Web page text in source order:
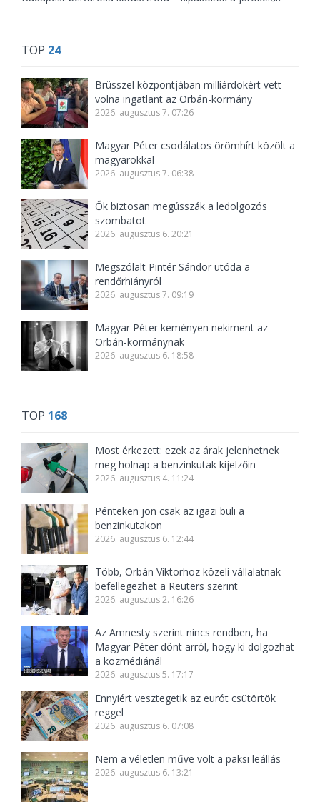
TOP 24
Brüsszel központjában milliárdokért vett
volna ingatlant az Orbán-kormány
2026. augusztus 7. 07:26
Magyar Péter csodálatos örömhírt közölt a
magyarokkal
2026. augusztus 7. 06:38
Ők biztosan megússzák a ledolgozós
szombatot
2026. augusztus 6. 20:21
Megszólalt Pintér Sándor utóda a
rendőrhiányról
2026. augusztus 7. 09:19
Magyar Péter keményen nekiment az
Orbán-kormánynak
2026. augusztus 6. 18:58
TOP 168
Most érkezett: ezek az árak jelenhetnek
meg holnap a benzinkutak kijelzőin
2026. augusztus 4. 11:24
Pénteken jön csak az igazi buli a
benzinkutakon
2026. augusztus 6. 12:44
Több, Orbán Viktorhoz közeli vállalatnak
befellegezhet a Reuters szerint
2026. augusztus 2. 16:26
Az Amnesty szerint nincs rendben, ha
Magyar Péter dönt arról, hogy ki dolgozhat
a közmédiánál
2026. augusztus 5. 17:17
Ennyiért vesztegetik az eurót csütörtök
reggel
2026. augusztus 6. 07:08
Nem a véletlen műve volt a paksi leállás
2026. augusztus 6. 13:21